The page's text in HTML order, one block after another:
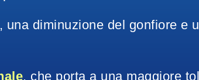
, una diminuzione del gonfiore e
, che porta a una maggiore